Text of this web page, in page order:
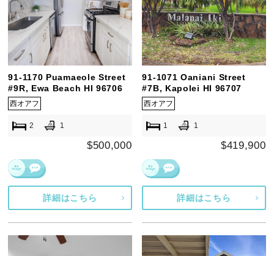
91-1170 Puamaeole Street
#9R, Ewa Beach HI 96706
西オアフ
2 1
$500,000
詳細はこちら
91-1071 Oaniani Street
#7B, Kapolei HI 96707
西オアフ
1 1
$419,900
詳細はこちら